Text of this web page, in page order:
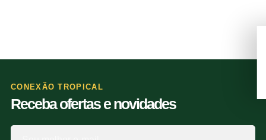
CONEXÃO TROPICAL
Receba ofertas e novidades